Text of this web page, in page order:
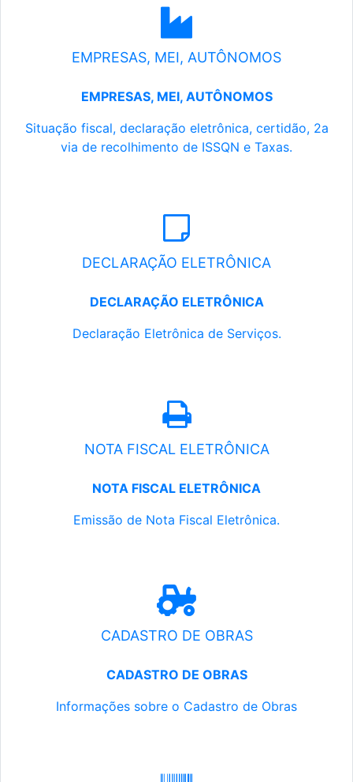
EMPRESAS, MEI, AUTÔNOMOS
EMPRESAS, MEI, AUTÔNOMOS
Situação fiscal, declaração eletrônica, certidão, 2a
via de recolhimento de ISSQN e Taxas.
DECLARAÇÃO ELETRÔNICA
DECLARAÇÃO ELETRÔNICA
Declaração Eletrônica de Serviços.
NOTA FISCAL ELETRÔNICA
NOTA FISCAL ELETRÔNICA
Emissão de Nota Fiscal Eletrônica.
CADASTRO DE OBRAS
CADASTRO DE OBRAS
Informações sobre o Cadastro de Obras